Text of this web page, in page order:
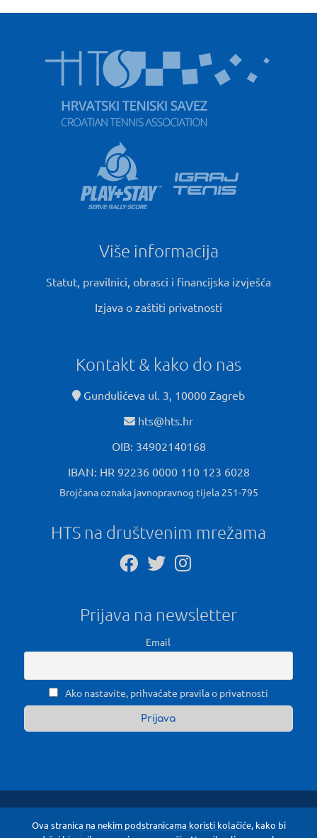
Više informacija
Statut, pravilnici, obrasci i financijska izvješća
Izjava o zaštiti privatnosti
Kontakt & kako do nas
Gundulićeva ul. 3, 10000 Zagreb
hts@hts.hr
OIB: 34902140168
IBAN: HR 92236 0000 110 123 6028
Brojčana oznaka javnopravnog tijela 251-795
HTS na društvenim mrežama
Prijava na newsletter
Email
Ako nastavite, prihvaćate pravila o privatnosti
Ova stranica na nekim podstranicama koristi kolačiće, kako bi